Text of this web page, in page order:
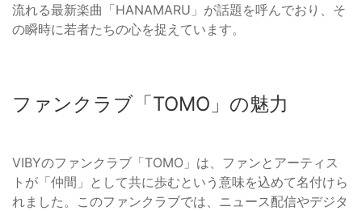
流れる最新楽曲「HANAMARU」が話題を呼んでおり、そ
の瞬時に若者たちの心を捉えています。
ファンクラブ「TOMO」の魅力
VIBYのファンクラブ「TOMO」は、ファンとアーティス
トが「仲間」として共に歩むという意味を込めて名付けら
れました。このファンクラブでは、ニュース配信やデジタ